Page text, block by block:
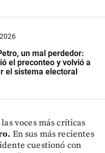
un mal perdedor:
el preconteo y volvió a
el sistema electoral
voces más críticas
En sus más recientes
cuestionó con